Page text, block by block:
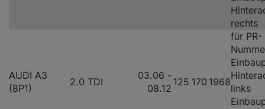
rechts
AUDI A3
(8P1)
2.0 TDI
03.06 -
08.12
125 170 1968
für PR-
links